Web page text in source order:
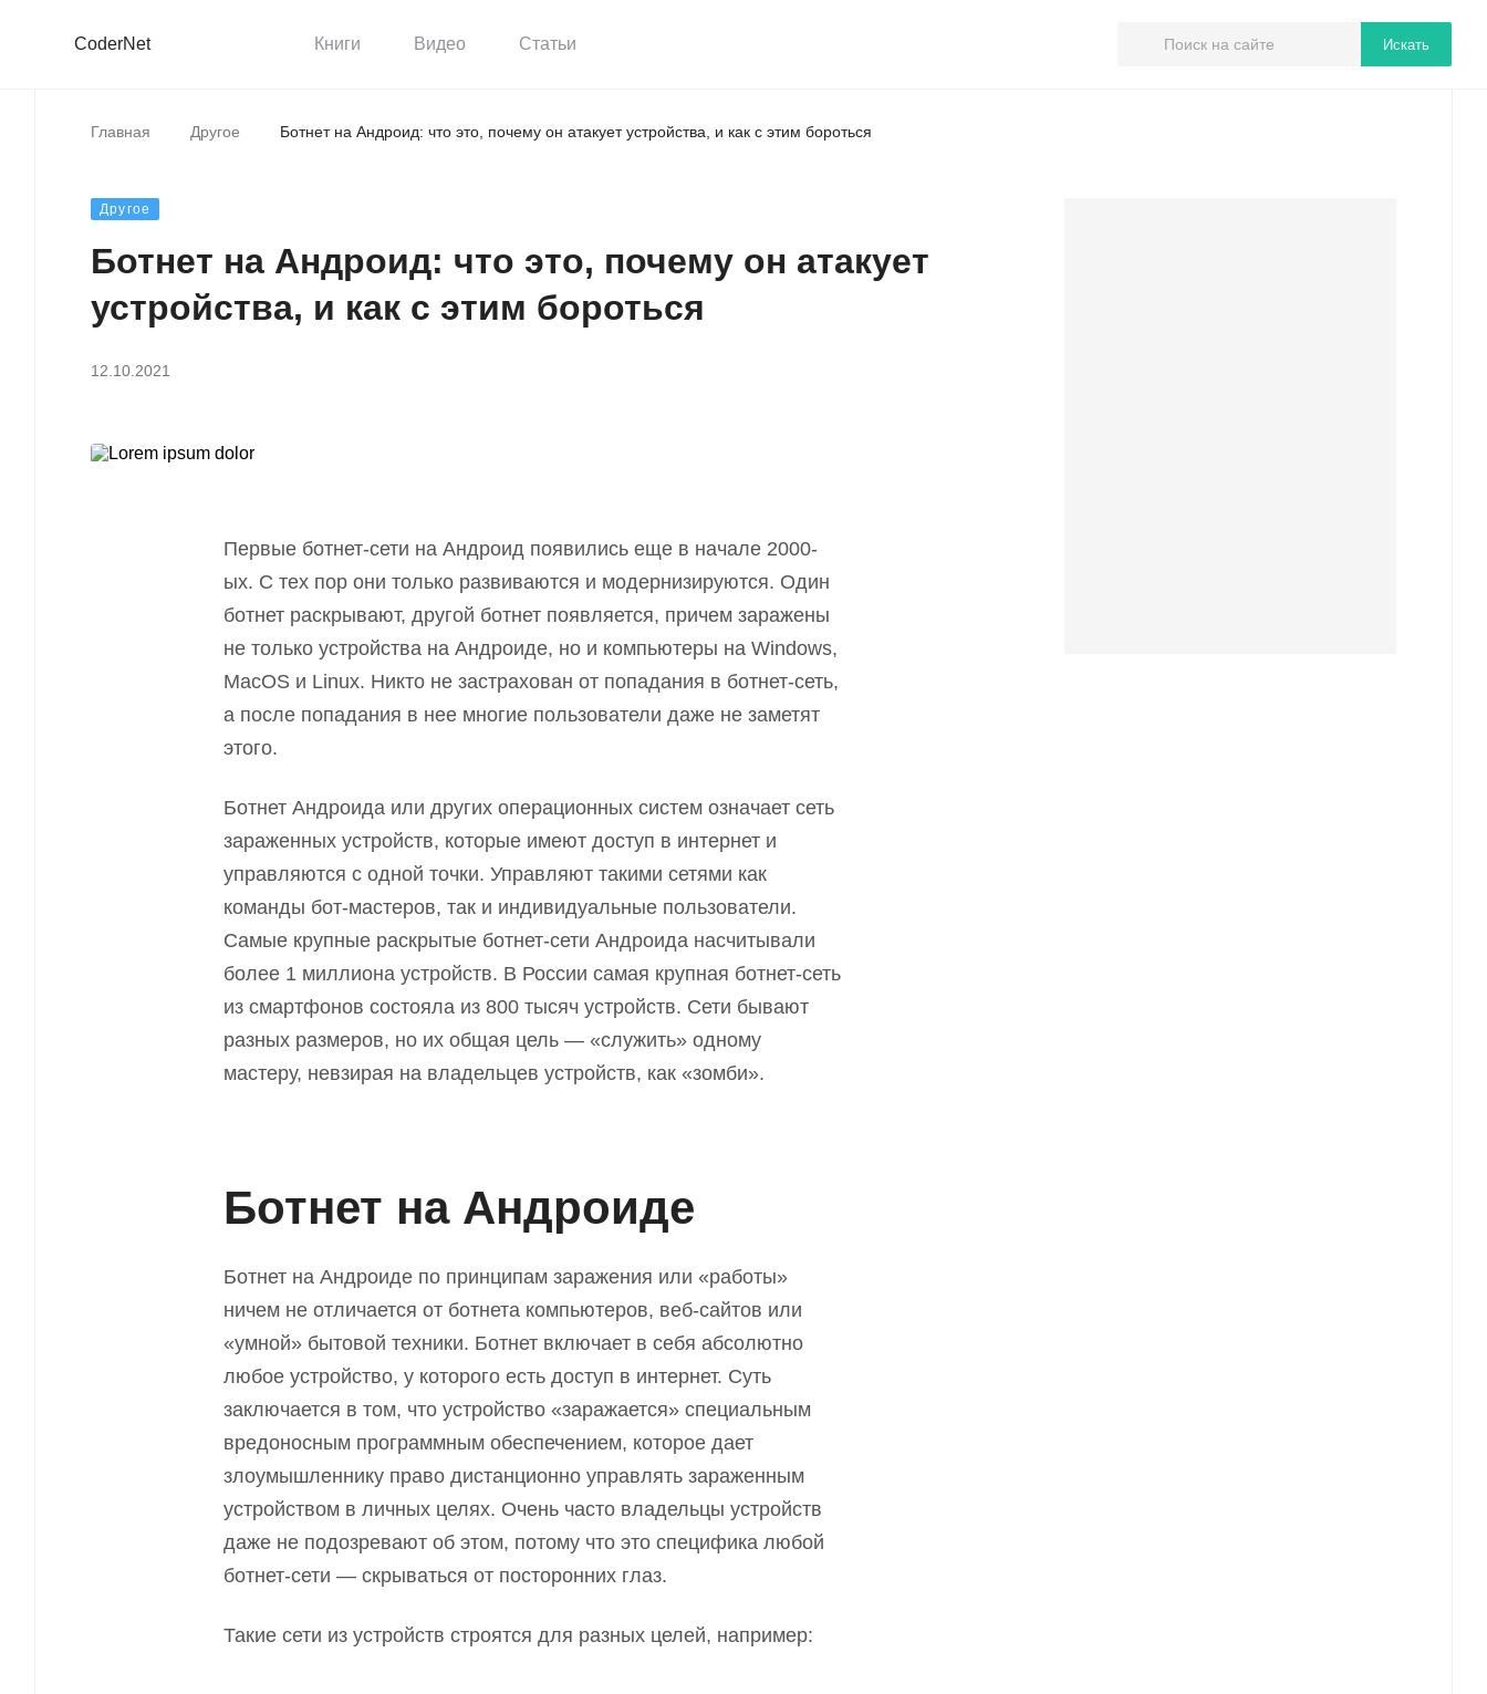
CoderNet Книги Видео Статьи Искать
Главная Другое Ботнет на Андроид: что это, почему он атакует устройства, и как с этим бороться
Другое
Ботнет на Андроид: что это, почему он атакует
устройства, и как с этим бороться
12.10.2021
Первые ботнет-сети на Андроид появились еще в начале 2000-
ых. С тех пор они только развиваются и модернизируются. Один
ботнет раскрывают, другой ботнет появляется, причем заражены
не только устройства на Андроиде, но и компьютеры на Windows,
MacOS и Linux. Никто не застрахован от попадания в ботнет-сеть,
а после попадания в нее многие пользователи даже не заметят
этого.
Ботнет Андроида или других операционных систем означает сеть
зараженных устройств, которые имеют доступ в интернет и
управляются с одной точки. Управляют такими сетями как
команды бот-мастеров, так и индивидуальные пользователи.
Самые крупные раскрытые ботнет-сети Андроида насчитывали
более 1 миллиона устройств. В России самая крупная ботнет-сеть
из смартфонов состояла из 800 тысяч устройств. Сети бывают
разных размеров, но их общая цель — «служить» одному
мастеру, невзирая на владельцев устройств, как «зомби».
Ботнет на Андроиде
Ботнет на Андроиде по принципам заражения или «работы»
ничем не отличается от ботнета компьютеров, веб-сайтов или
«умной» бытовой техники. Ботнет включает в себя абсолютно
любое устройство, у которого есть доступ в интернет. Суть
заключается в том, что устройство «заражается» специальным
вредоносным программным обеспечением, которое дает
злоумышленнику право дистанционно управлять зараженным
устройством в личных целях. Очень часто владельцы устройств
даже не подозревают об этом, потому что это специфика любой
ботнет-сети — скрываться от посторонних глаз.
Такие сети из устройств строятся для разных целей, например: